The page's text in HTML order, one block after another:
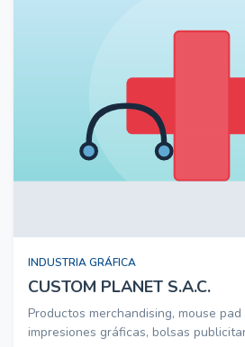
INDUSTRIA GRÁFICA
CUSTOM PLANET S.A.C.
Productos merchandising, mouse
impresiones gráficas, bolsas